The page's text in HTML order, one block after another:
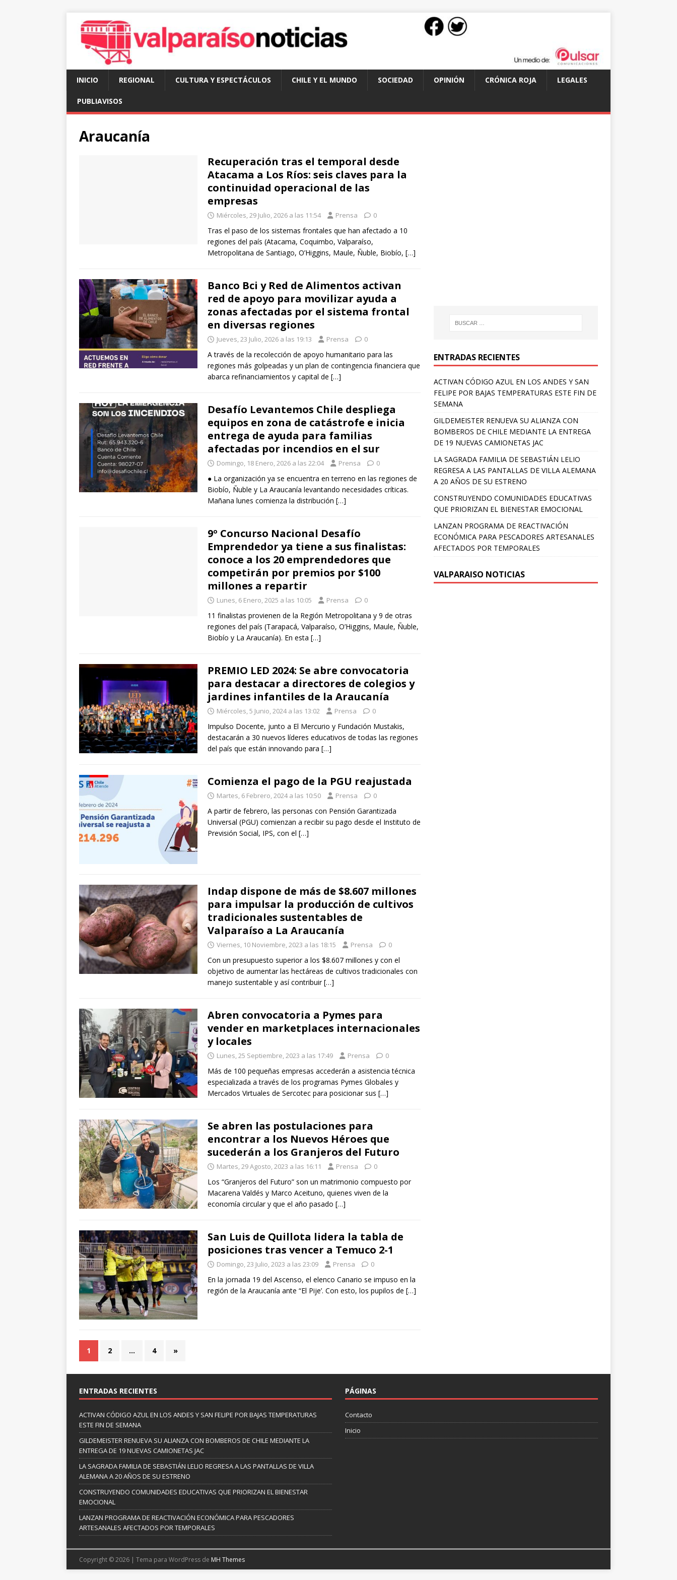
INICIO REGIONAL CULTURA Y ESPECTÁCULOS CHILE Y EL MUNDO SOCIEDAD OPINIÓN CRÓNICA ROJA LEGALES
PUBLIAVISOS
Araucanía
Recuperación tras el temporal desde
Atacama a Los Ríos: seis claves para la
continuidad operacional de las
empresas
Miércoles, 29 Julio, 2026 a las 11:54 Prensa 0
Tras el paso de los sistemas frontales que han afectado a 10
regiones del país (Atacama, Coquimbo, Valparaíso,
Metropolitana de Santiago, O’Higgins, Maule, Ñuble, Biobío, […]
Banco Bci y Red de Alimentos activan
red de apoyo para movilizar ayuda a
zonas afectadas por el sistema frontal
en diversas regiones
Jueves, 23 Julio, 2026 a las 19:13 Prensa 0
A través de la recolección de apoyo humanitario para las
regiones más golpeadas y un plan de contingencia financiera que
abarca refinanciamientos y capital de […]
Desafío Levantemos Chile despliega
equipos en zona de catástrofe e inicia
entrega de ayuda para familias
afectadas por incendios en el sur
Domingo, 18 Enero, 2026 a las 22:04 Prensa 0
● La organización ya se encuentra en terreno en las regiones de
Biobío, Ñuble y La Araucanía levantando necesidades críticas.
Mañana lunes comienza la distribución […]
9º Concurso Nacional Desafío
Emprendedor ya tiene a sus finalistas:
conoce a los 20 emprendedores que
competirán por premios por $100
millones a repartir
Lunes, 6 Enero, 2025 a las 10:05 Prensa 0
11 finalistas provienen de la Región Metropolitana y 9 de otras
regiones del país (Tarapacá, Valparaíso, O’Higgins, Maule, Ñuble,
Biobío y La Araucanía). En esta […]
PREMIO LED 2024: Se abre convocatoria
para destacar a directores de colegios y
jardines infantiles de la Araucanía
Miércoles, 5 Junio, 2024 a las 13:02 Prensa 0
Impulso Docente, junto a El Mercurio y Fundación Mustakis,
destacarán a 30 nuevos líderes educativos de todas las regiones
del país que están innovando para […]
Comienza el pago de la PGU reajustada
Martes, 6 Febrero, 2024 a las 10:50 Prensa 0
A partir de febrero, las personas con Pensión Garantizada
Universal (PGU) comienzan a recibir su pago desde el Instituto de
Previsión Social, IPS, con el […]
Indap dispone de más de $8.607 millones
para impulsar la producción de cultivos
tradicionales sustentables de
Valparaíso a La Araucanía
Viernes, 10 Noviembre, 2023 a las 18:15 Prensa 0
Con un presupuesto superior a los $8.607 millones y con el
objetivo de aumentar las hectáreas de cultivos tradicionales con
manejo sustentable y así contribuir[…]
Abren convocatoria a Pymes para
vender en marketplaces internacionales
y locales
Lunes, 25 Septiembre, 2023 a las 17:49 Prensa 0
Más de 100 pequeñas empresas accederán a asistencia técnica
especializada a través de los programas Pymes Globales y
Mercados Virtuales de Sercotec para posicionar sus […]
Se abren las postulaciones para
encontrar a los Nuevos Héroes que
sucederán a los Granjeros del Futuro
Martes, 29 Agosto, 2023 a las 16:11 Prensa 0
Los “Granjeros del Futuro” son un matrimonio compuesto por
Macarena Valdés y Marco Aceituno, quienes viven de la
economía circular y que el año pasado […]
San Luis de Quillota lidera la tabla de
posiciones tras vencer a Temuco 2-1
Domingo, 23 Julio, 2023 a las 23:09 Prensa 0
En la jornada 19 del Ascenso, el elenco Canario se impuso en la
región de la Araucanía ante “El Pije’. Con esto, los pupilos de […]
1 2 … 4 »
ENTRADAS RECIENTES
ACTIVAN CÓDIGO AZUL EN LOS ANDES Y SAN
FELIPE POR BAJAS TEMPERATURAS ESTE FIN DE
SEMANA
GILDEMEISTER RENUEVA SU ALIANZA CON
BOMBEROS DE CHILE MEDIANTE LA ENTREGA
DE 19 NUEVAS CAMIONETAS JAC
LA SAGRADA FAMILIA DE SEBASTIÁN LELIO
REGRESA A LAS PANTALLAS DE VILLA ALEMANA
A 20 AÑOS DE SU ESTRENO
CONSTRUYENDO COMUNIDADES EDUCATIVAS
QUE PRIORIZAN EL BIENESTAR EMOCIONAL
LANZAN PROGRAMA DE REACTIVACIÓN
ECONÓMICA PARA PESCADORES ARTESANALES
AFECTADOS POR TEMPORALES
VALPARAISO NOTICIAS
ENTRADAS RECIENTES
ACTIVAN CÓDIGO AZUL EN LOS ANDES Y SAN FELIPE POR BAJAS TEMPERATURAS
ESTE FIN DE SEMANA
GILDEMEISTER RENUEVA SU ALIANZA CON BOMBEROS DE CHILE MEDIANTE LA
ENTREGA DE 19 NUEVAS CAMIONETAS JAC
LA SAGRADA FAMILIA DE SEBASTIÁN LELIO REGRESA A LAS PANTALLAS DE VILLA
ALEMANA A 20 AÑOS DE SU ESTRENO
CONSTRUYENDO COMUNIDADES EDUCATIVAS QUE PRIORIZAN EL BIENESTAR
EMOCIONAL
LANZAN PROGRAMA DE REACTIVACIÓN ECONÓMICA PARA PESCADORES
ARTESANALES AFECTADOS POR TEMPORALES
PÁGINAS
Contacto
Inicio
Copyright © 2026 | Tema para WordPress de MH Themes